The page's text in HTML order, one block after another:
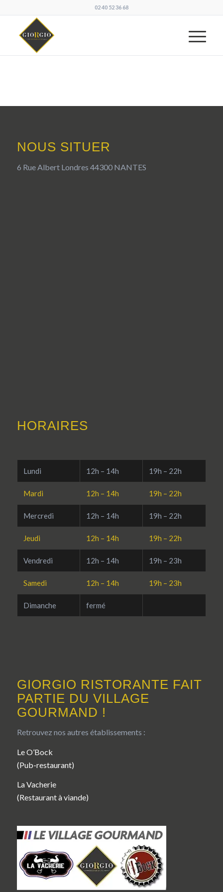
02 40 52 36 68
NOUS SITUER
6 Rue Albert Londres 44300 NANTES
HORAIRES
Lundi 12h – 14h 19h – 22h
Mardi 12h – 14h 19h – 22h
Mercredi 12h – 14h 19h – 22h
Jeudi 12h – 14h 19h – 22h
Vendredi 12h – 14h 19h – 23h
Samedi 12h – 14h 19h – 23h
Dimanche fermé
GIORGIO RISTORANTE FAIT
PARTIE DU VILLAGE
GOURMAND !
Retrouvez nos autres établissements :
Le O’Bock
(Pub-restaurant)
La Vacherie
(Restaurant à viande)